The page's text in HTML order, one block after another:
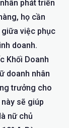
phát triển
họ cần
việc phục
doanh.
Khối Doanh
doanh nhân
trưởng cho
sẽ giúp
nữ chủ